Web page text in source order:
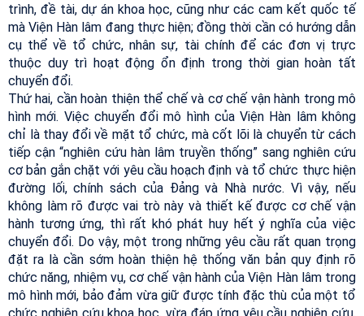
trình, đề tài, dự án khoa học, cũng như các cam kết quốc tế
mà Viện Hàn lâm đang thực hiện; đồng thời cần có hướng dẫn
cụ thể về tổ chức, nhân sự, tài chính để các đơn vị trực
thuộc duy trì hoạt động ổn định trong thời gian hoàn tất
chuyển đổi.
Thứ hai, cần hoàn thiện thể chế và cơ chế vận hành trong mô
hình mới. Việc chuyển đổi mô hình của Viện Hàn lâm không
chỉ là thay đổi về mặt tổ chức, mà cốt lõi là chuyển từ cách
tiếp cận “nghiên cứu hàn lâm truyền thống” sang nghiên cứu
cơ bản gắn chặt với yêu cầu hoạch định và tổ chức thực hiện
đường lối, chính sách của Đảng và Nhà nước. Vì vậy, nếu
không làm rõ được vai trò này và thiết kế được cơ chế vận
hành tương ứng, thì rất khó phát huy hết ý nghĩa của việc
chuyển đổi. Do vậy, một trong những yêu cầu rất quan trọng
đặt ra là cần sớm hoàn thiện hệ thống văn bản quy định rõ
chức năng, nhiệm vụ, cơ chế vận hành của Viện Hàn lâm trong
mô hình mới, bảo đảm vừa giữ được tính đặc thù của một tổ
chức nghiên cứu khoa học, vừa đáp ứng yêu cầu nghiên cứu,